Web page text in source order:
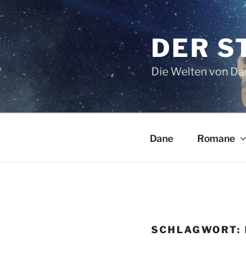
Zum
Inhalt
springen
DER
Die Welten von
Dane Romane
SCHLAGWORT: